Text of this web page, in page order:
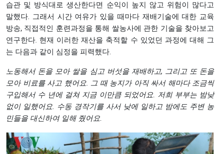
습관 및 방식대로 생산한다면 순익이 높지 않고 위험이 많다고
말했다. 그래서 시간 여유가 있을 때마다 재배기술에 대한 교육
방송, 직접적인 훈련과정을 통해 쌀농사에 관한 기술을 찾아보고
연구한다. 현재 이러한 재산을 축적할 수 있었던 과정에 대해 그
는 다음과 같이 심정을 피력했다.
노동해서 돈을 모아 쌀을 심고 버섯을 재배하고, 그리고 또 돈을
모아 비료를 사고 했어요. 그 때 농지가 아직 싸서 해마다 조금씩
구입해서 수 년에 걸쳐 지금 이만큼 되었어요. 저희 부부는 밤낮
없이 일했어요. 수동 경작기를 사서 낮에 일하고 밤에도 주변 농
민들을 대신하여 일해 줬어요.